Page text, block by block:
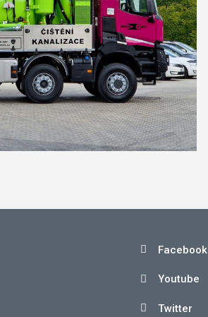
Facebook
Youtube
Twitter